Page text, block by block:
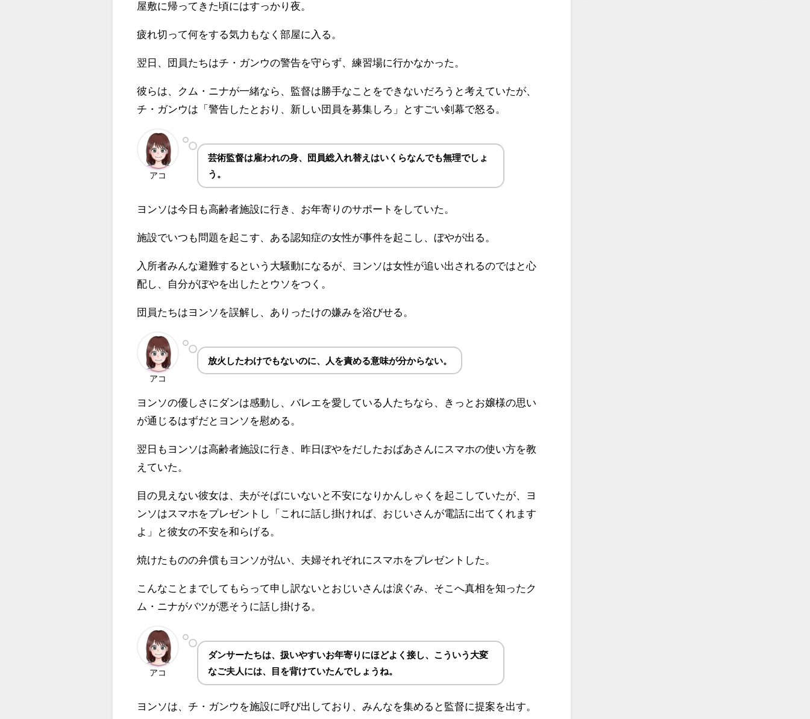
屋敷に帰ってきた頃にはすっかり夜。
疲れ切って何をする気力もなく部屋に入る。
翌日、団員たちはチ・ガンウの警告を守らず、練習場に行かなかった。
彼らは、クム・ニナが一緒なら、監督は勝手なことをできないだろうと考えていたが、
チ・ガンウは「警告したとおり、新しい団員を募集しろ」とすごい剣幕で怒る。
アコ
芸術監督は雇われの身、団員総入れ替えはいくらなんでも無理でしょ
う。
ヨンソは今日も高齢者施設に行き、お年寄りのサポートをしていた。
施設でいつも問題を起こす、ある認知症の女性が事件を起こし、ぼやが出る。
入所者みんな避難するという大騒動になるが、ヨンソは女性が追い出されるのではと心
配し、自分がぼやを出したとウソをつく。
団員たちはヨンソを誤解し、ありったけの嫌みを浴びせる。
アコ
放火したわけでもないのに、人を責める意味が分からない。
ヨンソの優しさにダンは感動し、バレエを愛している人たちなら、きっとお嬢様の思い
が通じるはずだとヨンソを慰める。
翌日もヨンソは高齢者施設に行き、昨日ぼやをだしたおばあさんにスマホの使い方を教
えていた。
目の見えない彼女は、夫がそばにいないと不安になりかんしゃくを起こしていたが、ヨ
ンソはスマホをプレゼントし「これに話し掛ければ、おじいさんが電話に出てくれます
よ」と彼女の不安を和らげる。
焼けたものの弁償もヨンソが払い、夫婦それぞれにスマホをプレゼントした。
こんなことまでしてもらって申し訳ないとおじいさんは涙ぐみ、そこへ真相を知ったク
ム・ニナがバツが悪そうに話し掛ける。
アコ
ダンサーたちは、扱いやすいお年寄りにほどよく接し、こういう大変
なご夫人には、目を背けていたんでしょうね。
ヨンソは、チ・ガンウを施設に呼び出しており、みんなを集めると監督に提案を出す。